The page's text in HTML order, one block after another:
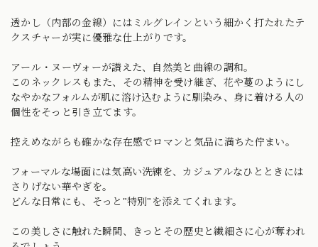
透かし（内部の金線）にはミルグレインという細かく打たれたテ
クスチャーが実に優雅な仕上がりです。
アール・ヌーヴォーが讃えた、自然美と曲線の調和。
このネックレスもまた、その精神を受け継ぎ、花や蔓のようにし
なやかなフォルムが肌に溶け込むように馴染み、身に着ける人の
個性をそっと引き立てます。
控えめながらも確かな存在感でロマンと気品に満ちた佇まい。
フォーマルな場面には気高い洗練を、カジュアルなひとときには
さりげない華やぎを。
どんな日常にも、そっと"特別"を添えてくれます。
この美しさに触れた瞬間、きっとその歴史と繊細さに心が奪われ